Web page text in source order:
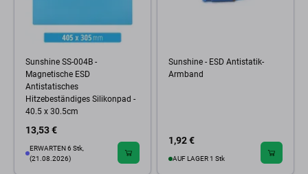
Sunshine SS-004B -
Magnetische ESD
Antistatisches
Hitzebeständiges Silikonpad -
40.5 x 30.5cm
13,53 €
ERWARTEN 6 Stk,
(21.08.2026)
Sunshine - ESD Antistatik-
Armband
1,92 €
AUF LAGER 1 Stk